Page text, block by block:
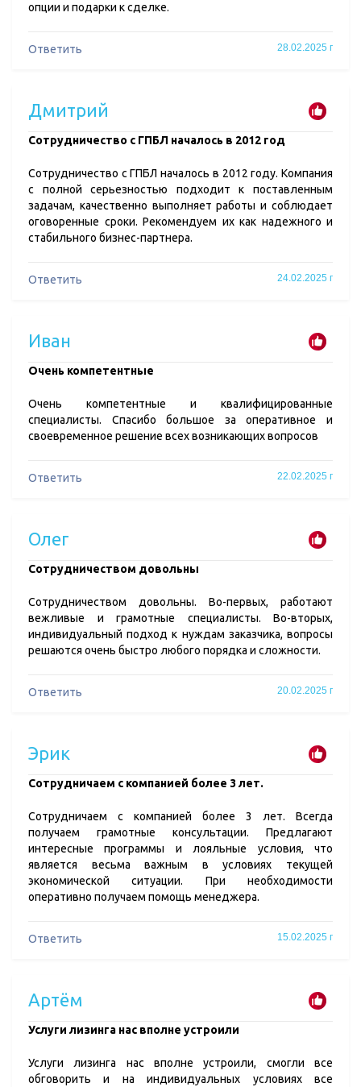
опции и подарки к сделке.
Ответить 28.02.2025 г
Дмитрий
​Сотрудничество с ГПБЛ началось в 2012 год
Сотрудничество с ГПБЛ началось в 2012 году. Компания
с полной серьезностью подходит к поставленным
задачам, качественно выполняет работы и соблюдает
оговоренные сроки. Рекомендуем их как надежного и
стабильного бизнес-партнера.
Ответить 24.02.2025 г
Иван
​Очень компетентные
Очень компетентные и квалифицированные
специалисты. Спасибо большое за оперативное и
своевременное решение всех возникающих вопросов
Ответить 22.02.2025 г
Олег
​Сотрудничеством довольны
Сотрудничеством довольны. Во-первых, работают
вежливые и грамотные специалисты. Во-вторых,
индивидуальный подход к нуждам заказчика, вопросы
решаются очень быстро любого порядка и сложности.
Ответить 20.02.2025 г
Эрик
​Сотрудничаем с компанией более 3 лет.
Сотрудничаем с компанией более 3 лет. Всегда
получаем грамотные консультации. Предлагают
интересные программы и лояльные условия, что
является весьма важным в условиях текущей
экономической ситуации. При необходимости
оперативно получаем помощь менеджера.
Ответить 15.02.2025 г
Артём
​Услуги лизинга нас вполне устроили
Услуги лизинга нас вполне устроили, смогли все
обговорить и на индивидуальных условиях все